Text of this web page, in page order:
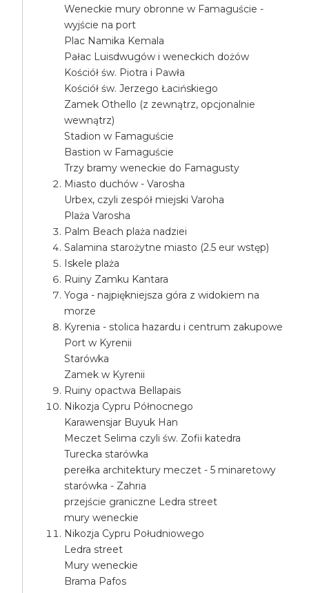
Weneckie mury obronne w Famaguście -
wyjście na port
Plac Namika Kemala
Pałac Luisdwugów i weneckich dożów
Kościół św. Piotra i Pawła
Kościół św. Jerzego Łacińskiego
Zamek Othello (z zewnątrz, opcjonalnie
wewnątrz)
Stadion w Famaguście
Bastion w Famaguście
Trzy bramy weneckie do Famagusty
Miasto duchów - Varosha
Urbex, czyli zespół miejski Varoha
Plaża Varosha
Palm Beach plaża nadziei
Salamina starożytne miasto (2.5 eur wstęp)
Iskele plaża
Ruiny Zamku Kantara
Yoga - najpiękniejsza góra z widokiem na
morze
Kyrenia - stolica hazardu i centrum zakupowe
Port w Kyrenii
Starówka
Zamek w Kyrenii
Ruiny opactwa Bellapais
Nikozja Cypru Północnego
Karawensjar Buyuk Han
Meczet Selima czyli św. Zofii katedra
Turecka starówka
perełka architektury meczet - 5 minaretowy
starówka - Zahria
przejście graniczne Ledra street
mury weneckie
Nikozja Cypru Południowego
Ledra street
Mury weneckie
Brama Pafos